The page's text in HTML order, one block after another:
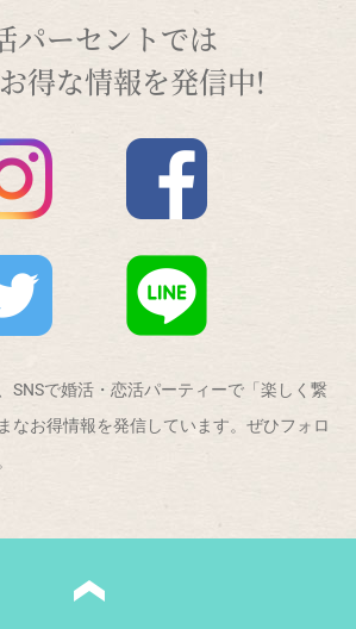
パーセントでは
得な情報を発信中!
SNSで婚活・恋活パーティーで「楽しく繋
なお得情報を発信しています。ぜひフォロ